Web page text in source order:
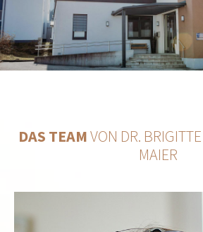
DAS TEAMVON DR.
MAIER